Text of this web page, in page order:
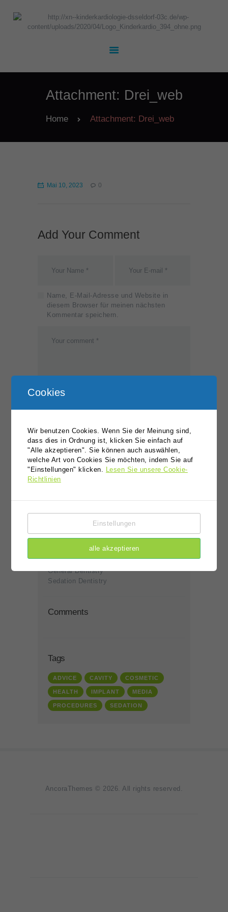
Attachment: Drei_web
Home Attachment: Drei_web
UNSER TEAM
KARDIOLOGIE
KINDERHEILKUNDE
TERMINE
Mai 10, 2023 0
Add Your Comment
Name, E-Mail-Adresse und Website in
diesem Browser für meinen nächsten
Kommentar speichern.
Kategorien
Cosmetic Dentistry
Dental Health
Dental Implants
General Dentistry
Sedation Dentistry
Comments
Tags
ADVICE CAVITY COSMETIC
HEALTH IMPLANT MEDIA
PROCEDURES SEDATION
AncoraThemes © 2026. All rights reserved.
Cookies
Wir benutzen Cookies. Wenn Sie der Meinung sind,
dass dies in Ordnung ist, klicken Sie einfach auf
"Alle akzeptieren". Sie können auch auswählen,
welche Art von Cookies Sie möchten, indem Sie auf
"Einstellungen" klicken. Lesen Sie unsere Cookie-
Richtlinien
Einstellungen
alle akzeptieren